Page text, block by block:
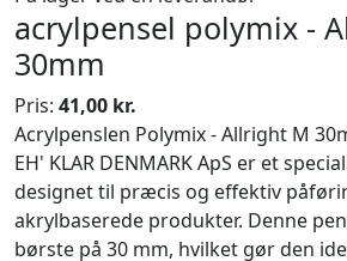
acrylpensel polymix -
30mm
Pris: 41,00 kr.
Acrylpenslen Polymix - Allright M
EH' KLAR DENMARK ApS er et
designet til præcis og effektiv
akrylbaserede produkter. Denne
børste på 30 mm, hvilket gør den